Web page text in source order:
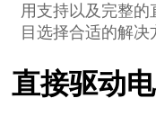
用支持以及完整
目选择合适的解决
直接驱动